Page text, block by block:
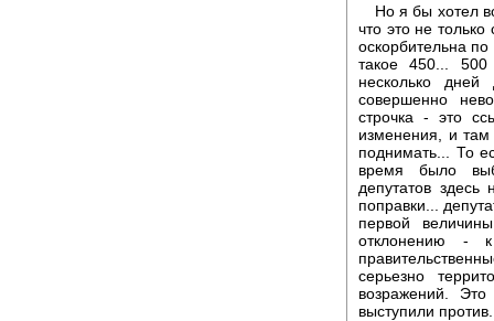
Но я бы хотел
что это не
оскорбительна
такое 450... 500
несколько
совершенно
строчка - это
изменения, и
поднимать... То
время было
депутатов
поправки...
первой
отклонению -
серьезно
возражений.
выступили